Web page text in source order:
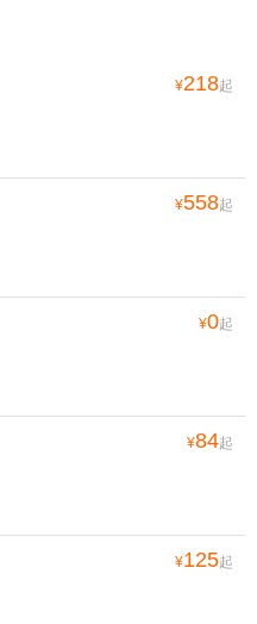
¥218起
¥558起
¥0起
¥84起
¥125起